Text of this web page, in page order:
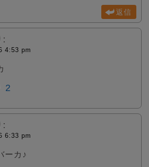
返信
:
4:53 pm
2
:
6:33 pm
ーカ♪